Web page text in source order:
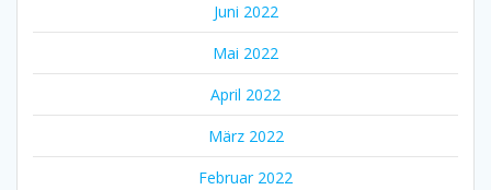
Juni 2022
Mai 2022
April 2022
März 2022
Februar 2022